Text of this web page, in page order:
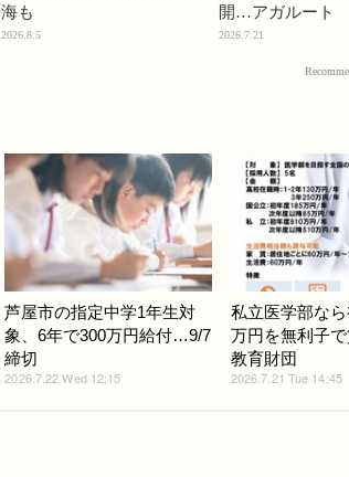
海も
2026.8.5
開…アガルート
2026.7.21
芦屋市の指定中学1年生対
象、6年で300万円給付…9/7
締切
2026.7.22 Wed 12:15
私立医学部な
万円を無利子
教育財団
2026.7.21 Tue 14:45